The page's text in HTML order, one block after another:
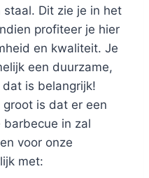
Dit zie je in het
profiteer je hier
en kwaliteit. Je
een duurzame,
is belangrijk!
is dat er een
in zal
voor onze
met: